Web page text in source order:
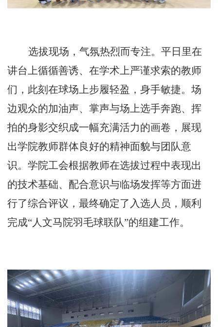
选拔现场，气氛热烈而专注。平日里在
讲台上循循善诱、在学术上严谨求索的教师
们，此刻在球场上步履轻盈，身手敏捷。场
边观众的加油声、掌声与场上选手奔跑、挥
拍的身影交织成一幅充满活力的画卷，展现
出学院教师群体良好的精神面貌与团队意
识。学院工会根据教师在选拔过程中表现出
的技术基础、配合意识与临场发挥等方面进
行了综合评议，最终确定了入选人员，顺利
完成“人文马院羽毛球联队”的组建工作。